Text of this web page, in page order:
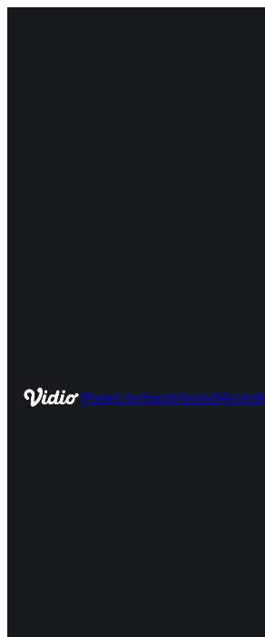
HomeLiveSportsSeriesMovies